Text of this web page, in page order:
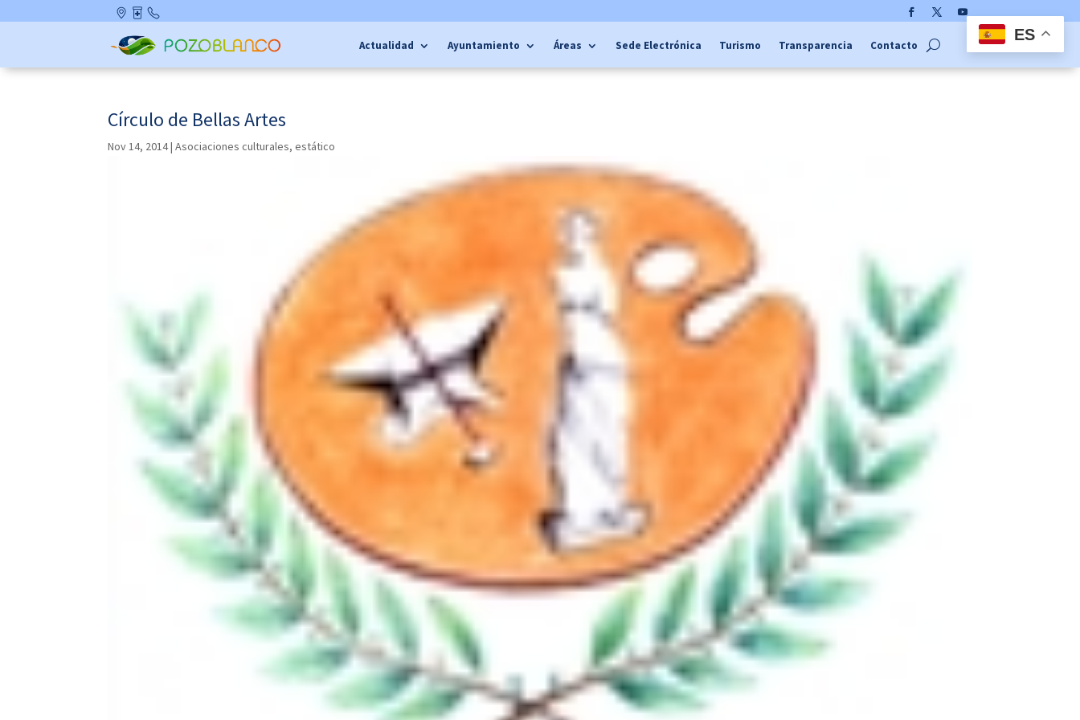
to
Ubicació
n
Farmaci
as de
Contact
o
YouTube
Actualidad
Ayuntamiento Áreas Sede Electrónica Turismo Transparencia Contacto
Círculo de Bellas Artes
Nov 14, 2014|Asociaciones culturales,estático
ES